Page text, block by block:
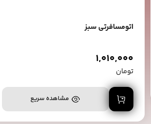
اتومسافرتی سبز
1,010,000
تومان
افزودن به سبد خریدمشاهده سریع